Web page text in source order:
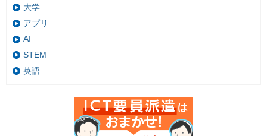
大学
アプリ
AI
STEM
英語